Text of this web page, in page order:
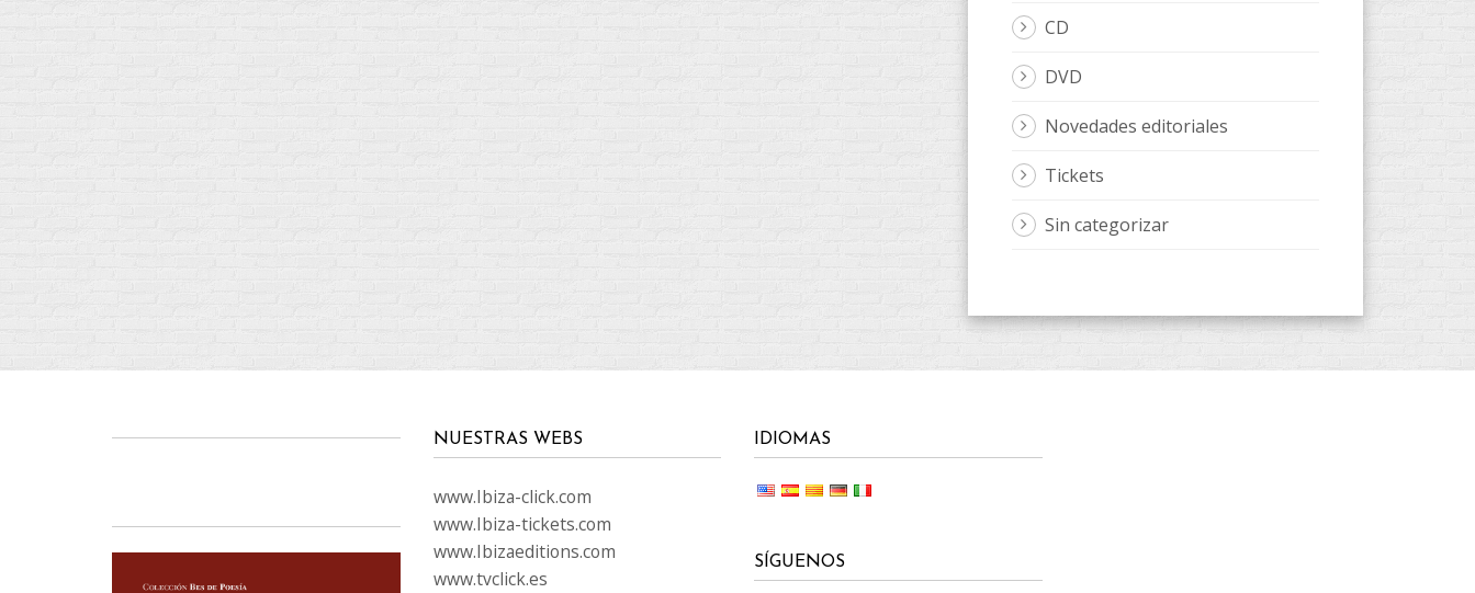
CD
DVD
Novedades editoriales
Tickets
Sin categorizar
NUESTRAS WEBS
www.Ibiza-click.com
www.Ibiza-tickets.com
www.Ibizaeditions.com
www.tvclick.es
IDIOMAS
SÍGUENOS